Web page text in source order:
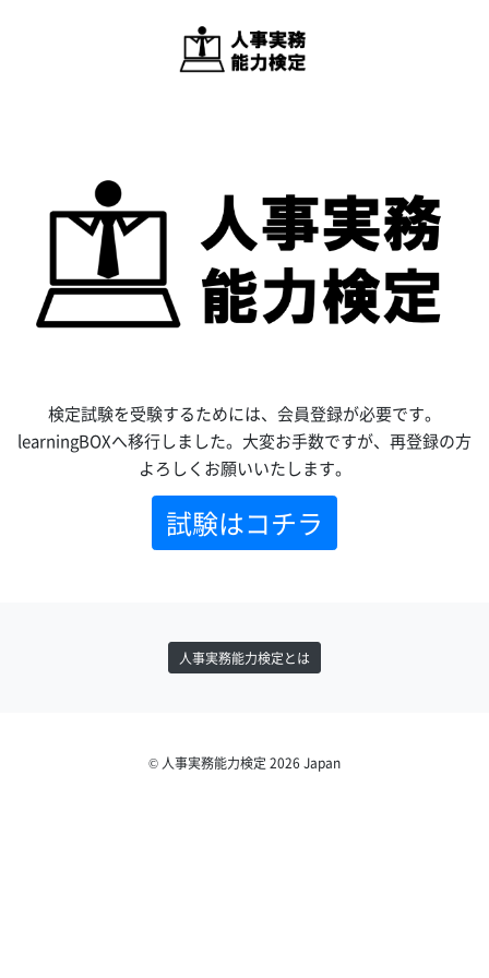
検定試験を受験するためには、会員登録が必要です。
learningBOXへ移行しました。大変お手数ですが、再登録の方
よろしくお願いいたします。
試験はコチラ
人事実務能力検定とは
© 人事実務能力検定 2026 Japan